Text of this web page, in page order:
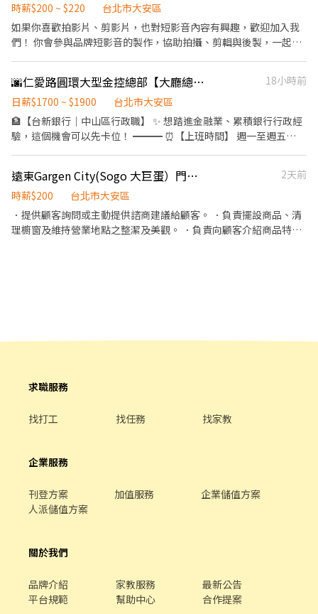
時薪$200 ~ $220
台北市大安區
如果你喜歡拍影片、剪影片，也對短影音內容有興趣，歡迎加入我
們！ 你會參與品牌短影音的製作，協助拍攝、剪輯與後製，一起把
機、腳架、燈光等器材架設） ・影片剪輯、字幕、音效、特效等後
製工作 ・整理拍攝素材與影音檔案 ・協助品牌影音內容製作 ・空檔
時協助簡單電商行政與主管交辦事項 【我們希望你】 ・會用
CapCut、Premiere 或其他剪輯軟體 ・喜歡拍影片、剪影片，對短
網感，知道什麼樣的內容更吸引人 ✨ 能理解腳本內容，並一起討論
拍攝方式 ✨ 不排斥偶爾入鏡拍攝 ✨ 知道如何拍出乾淨、有質感的商
品或人物畫面 【其他資訊】 📌 因拍攝工作會依企劃安排，不是每天
都會拍攝，沒有拍攝工作時，會協助部分電商營運相關事項，一起
支援團隊運作
🌆仁愛路圓環大型金控總部【大廳總機行政】💰33K起💰績效獎金
18小時前
日薪$1700 ~ $1900
台北市大安區
🏦【台新銀行｜中山區行政職】 ✨ 想踏進金融業、累積銀行行政經
驗，這個機會可以先卡位！ ━━━ ⏰【上班時間】 週一至週五
33,000-35,000 💵 績效獎金另計 🛡 勞保、健保、團體保險 📈 穩定
銀行工作環境 ━━━ 📍 台北市大安區｜台新銀行 地點：台北市大
安區仁愛路四段118號 ━━━ ⭐具備條件 1.大學(含)以上學歷 2.具總
機經驗尤佳
遠東Gargen City(Sogo 大巨蛋）門市人員
2天前
時薪$200
台北市大安區
．提供顧客詢問或主動提供諮商建議給顧客。 ．負責擺設商品、清
理櫥窗及維持營業地點之整潔及美觀。 ．負責向顧客介紹商品特
求職服務
找打工 找任務 找家教
企業服務
刊登方案 加值服務
企業儲值方案
人派儲值方案
關於我們
品牌介紹 家教服務
最新公告
平台規範
幫助中心 合作提案